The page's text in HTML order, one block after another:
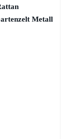
Metall